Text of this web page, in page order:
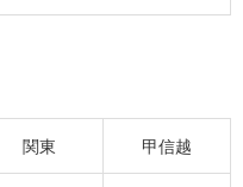
関東 甲信越